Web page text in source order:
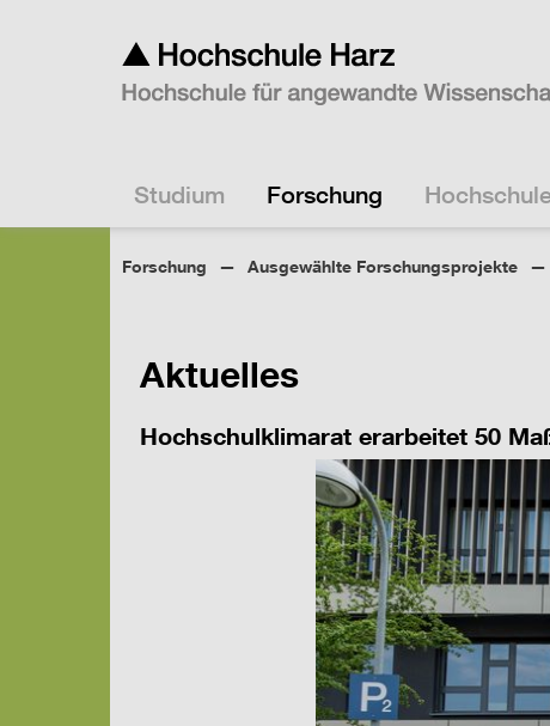
Studium Forschung
Forschung Ausgewählte Forschungsprojekte
Aktuelles
Hochschulklimarat erarbeitet 50